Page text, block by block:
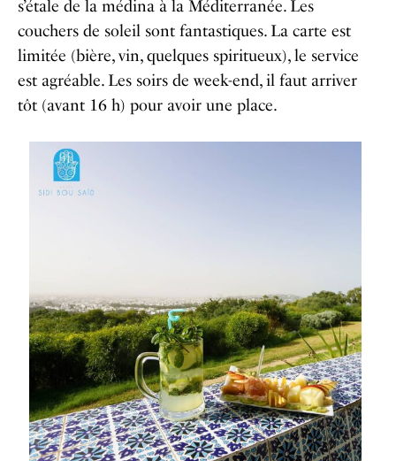
s’étale de la médina à la Méditerranée. Les
couchers de soleil sont fantastiques. La carte est
limitée (bière, vin, quelques spiritueux), le service
est agréable. Les soirs de week-end, il faut arriver
tôt (avant 16 h) pour avoir une place.